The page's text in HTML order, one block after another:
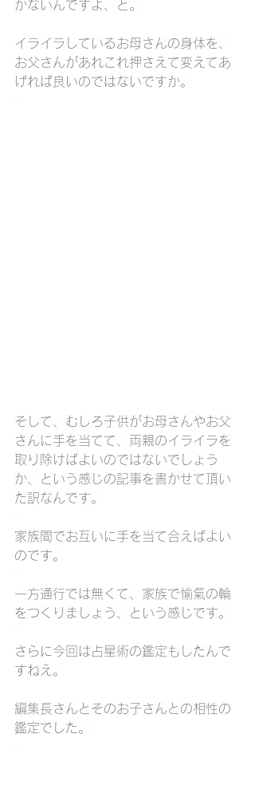
かないんですよ、と。
イライラしているお母さんの身体を、
お父さんがあれこれ押さえて変えてあ
げれば良いのではないですか。
そして、むしろ子供がお母さんやお父
さんに手を当てて、両親のイライラを
取り除けばよいのではないでしょう
か、という感じの記事を書かせて頂い
た訳なんです。
家族間でお互いに手を当て合えばよい
のです。
一方通行では無くて、家族で愉氣の輪
をつくりましょう、という感じです。
さらに今回は占星術の鑑定もしたんで
すねえ。
編集長さんとそのお子さんとの相性の
鑑定でした。